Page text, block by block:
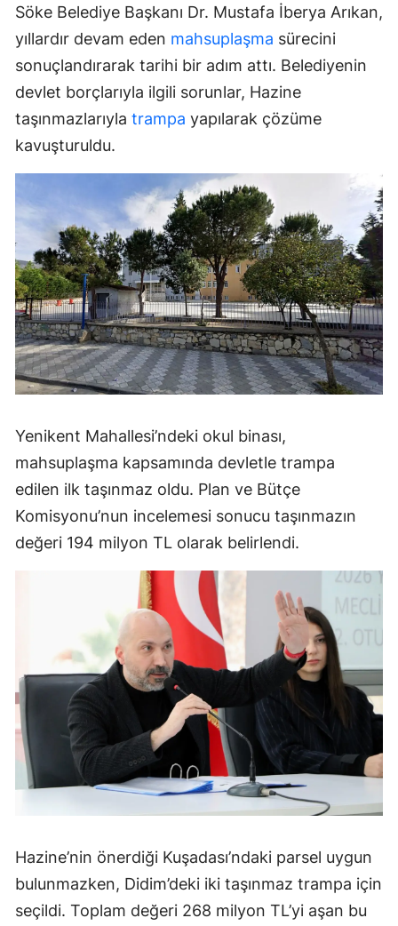
Söke Belediye Başkanı Dr. Mustafa İberya Arıkan,
yıllardır devam eden mahsuplaşma sürecini
sonuçlandırarak tarihi bir adım attı. Belediyenin
devlet borçlarıyla ilgili sorunlar, Hazine
taşınmazlarıyla trampa yapılarak çözüme
kavuşturuldu.
Yenikent Mahallesi’ndeki okul binası,
mahsuplaşma kapsamında devletle trampa
edilen ilk taşınmaz oldu. Plan ve Bütçe
Komisyonu’nun incelemesi sonucu taşınmazın
değeri 194 milyon TL olarak belirlendi.
Hazine’nin önerdiği Kuşadası’ndaki parsel uygun
bulunmazken, Didim’deki iki taşınmaz trampa için
seçildi. Toplam değeri 268 milyon TL’yi aşan bu